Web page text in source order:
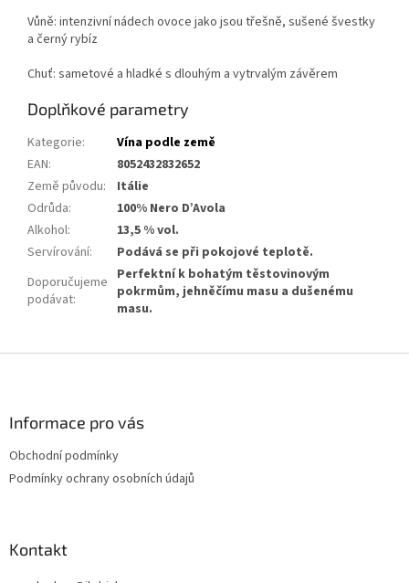
Vůně: intenzivní nádech ovoce jako jsou třešně, sušené švestky
a černý rybíz
Chuť: sametové a hladké s dlouhým a vytrvalým závěrem
Doplňkové parametry
Kategorie:
Vína podle země
EAN:
8052432832652
Země původu:
Itálie
Odrůda:
100% Nero D’Avola
Alkohol:
13,5 % vol.
Servírování:
Podává se při pokojové teplotě.
Doporučujeme
podávat:
Perfektní k bohatým těstovinovým
pokrmům, jehněčímu masu a dušenému
masu.
Informace pro vás
Obchodní podmínky
Podmínky ochrany osobních údajů
Kontakt